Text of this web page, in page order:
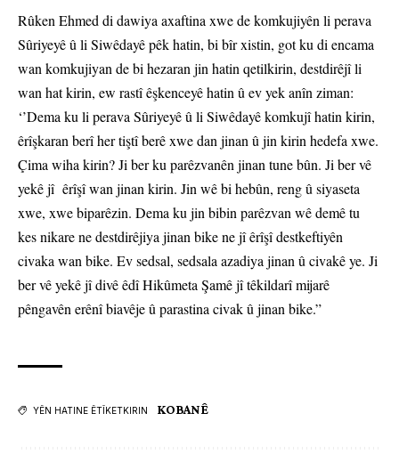
Rûken Ehmed di dawiya axaftina xwe de komkujiyên li perava
Sûriyeyê û li Siwêdayê pêk hatin, bi bîr xistin, got ku di encama
wan komkujiyan de bi hezaran jin hatin qetilkirin, destdirêjî li
wan hat kirin, ew rastî êşkenceyê hatin û ev yek anîn ziman:
‘’Dema ku li perava Sûriyeyê û li Siwêdayê komkujî hatin kirin,
êrîşkaran berî her tiştî berê xwe dan jinan û jin kirin hedefa xwe.
Çima wiha kirin? Ji ber ku parêzvanên jinan tune bûn. Ji ber vê
yekê jî êrîşî wan jinan kirin. Jin wê bi hebûn, reng û siyaseta
xwe, xwe biparêzin. Dema ku jin bibin parêzvan wê demê tu
kes nikare ne destdirêjiya jinan bike ne jî êrîşî destkeftiyên
civaka wan bike. Ev sedsal, sedsala azadiya jinan û civakê ye. Ji
ber vê yekê jî divê êdî Hikûmeta Şamê jî têkildarî mijarê
pêngavên erênî biavêje û parastina civak û jinan bike.”
YÊN HATINE ÊTÎKETKIRIN KOBANÊ